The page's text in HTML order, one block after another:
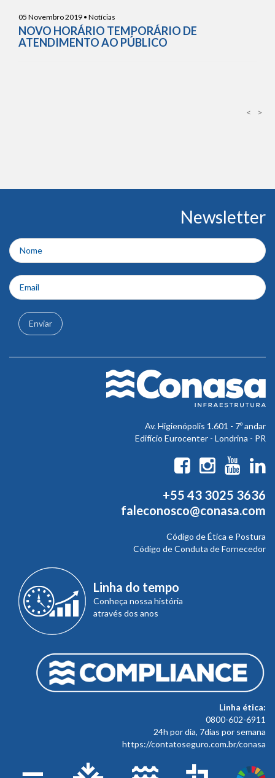
05 Novembro 2019 • Notícias
NOVO HORÁRIO TEMPORÁRIO DE
ATENDIMENTO AO PÚBLICO
< >
rodapé
Newsletter
Enviar
Av. Higienópolis 1.601 - 7º andar
Edifício Eurocenter - Londrina - PR
+55 43 3025 3636
faleconosco@conasa.com
Código de Ética e Postura
Código de Conduta de Fornecedor
Linha do tempo
Conheça nossa história
através dos anos
Linha ética:
0800-602-6911
24h por dia, 7dias por semana
https://contatoseguro.com.br/conasa